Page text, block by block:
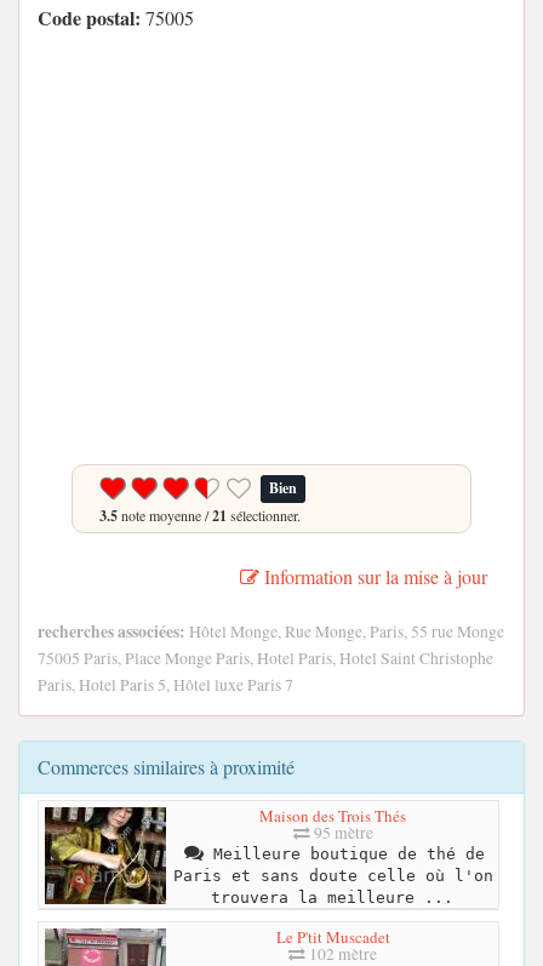
Code postal: 75005
Bien
3.5note moyenne /21 sélectionner.
Information sur la mise à jour
recherches associées: Hôtel Monge, Rue Monge, Paris, 55 rue Monge
75005 Paris, Place Monge Paris, Hotel Paris, Hotel Saint Christophe
Paris, Hotel Paris 5, Hôtel luxe Paris 7
Commerces similaires à proximité
Maison des Trois Thés
95 mètre
Meilleure boutique de thé de
Paris et sans doute celle où l'on
trouvera la meilleure ...
Le P'tit Muscadet
102 mètre